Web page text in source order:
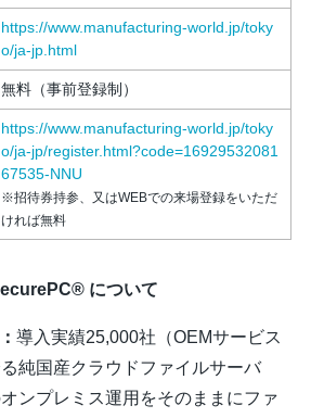
https://www.manufacturing-world.jp/toky
o/ja-jp.html
無料（事前登録制）
https://www.manufacturing-world.jp/toky
o/ja-jp/register.html?code=16929532081
67535-NNU
※招待券持参、又はWEBでの来場登録をいただ
ければ無料
について
導入実績25,000社（OEMサービス
純国産クラウドファイルサーバ
ンプレミス運用をそのままにファ